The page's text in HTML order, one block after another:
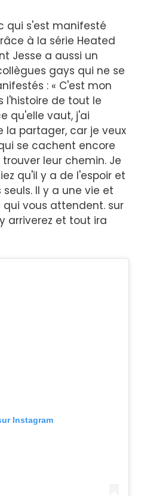
qui s'est manifesté
à la série Heated
Jesse a aussi un
gays qui ne se
: « C'est mon
l'histoire de tout le
qu'elle vaut, j'ai
la partager, car je veux
se cachent encore
leur chemin. Je
qu'il y a de l'espoir et
Il y a une vie et
vous attendent. sur
arriverez et tout ira
Instagram